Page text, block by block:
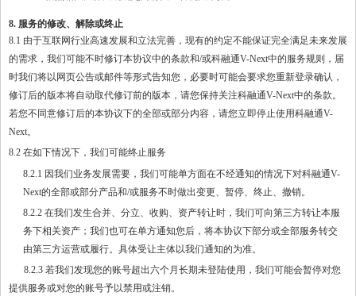
8. 服务的修改、解除或终止
8.1 由于互联网行业高速发展和立法完善，现有的约定不能保证完全满足未来发展
的需求，我们可能不时修订本协议中的条款和/或科融通V-Next中的服务规则，届
时我们将以网页公告或邮件等形式告知您，必要时可能会要求您重新登录确认，
修订后的版本将自动取代修订前的版本，请您保持关注科融通V-Next中的条款。
若您不同意修订后的本协议下的全部或部分内容，请您立即停止使用科融通V-
Next。
8.2 在如下情况下，我们可能终止服务
8.2.1 因我们业务发展需要，我们可能单方面在不经通知的情况下对科融通V-
Next的全部或部分产品和/或服务不时做出变更、暂停、终止、撤销。
8.2.2 在我们发生合并、分立、收购、资产转让时，我们可向第三方转让本服
务下相关资产；我们也可在单方通知您后，将本协议下部分或全部服务转交
由第三方运营或履行。具体受让主体以我们通知的为准。
8.2.3 若我们发现您的账号超出六个月长期未登陆使用，我们可能会暂停对您
提供服务或对您的账号予以禁用或注销。